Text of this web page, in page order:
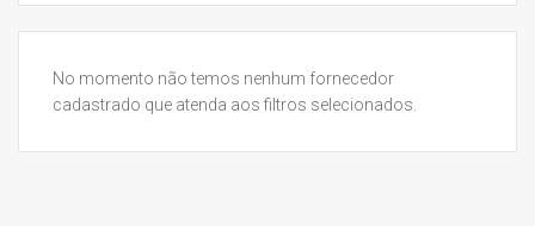
No momento não temos nenhum fornecedor
cadastrado que atenda aos filtros selecionados.